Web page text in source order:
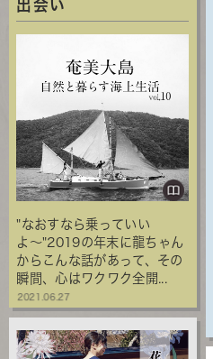
出会い
"なおすなら乗っていい
よ〜"2019の年末に龍ちゃん
からこんな話があって、その
瞬間、心はワクワク全開...
2021.06.27